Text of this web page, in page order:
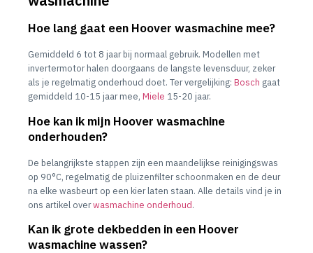
Hoe lang gaat een Hoover wasmachine mee?
Gemiddeld 6 tot 8 jaar bij normaal gebruik. Modellen met
invertermotor halen doorgaans de langste levensduur, zeker
als je regelmatig onderhoud doet. Ter vergelijking: Bosch gaat
gemiddeld 10-15 jaar mee, Miele 15-20 jaar.
Hoe kan ik mijn Hoover wasmachine
onderhouden?
De belangrijkste stappen zijn een maandelijkse reinigingswas
op 90°C, regelmatig de pluizenfilter schoonmaken en de deur
na elke wasbeurt op een kier laten staan. Alle details vind je in
ons artikel overwasmachine onderhoud.
Kan ik grote dekbedden in een Hoover
wasmachine wassen?